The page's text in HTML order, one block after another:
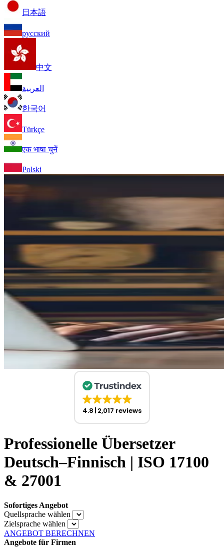
日本語
русский
中文
العربية
한국어
Türkçe
एक भाषा चुनें
Polski
4.8 2,017 reviews
Professionelle Übersetzer
Deutsch–Finnisch | ISO 17100
& 27001
Sofortiges Angebot
Quellsprache wählen
Zielsprache wählen
ANGEBOT BERECHNEN
Angebote für Firmen